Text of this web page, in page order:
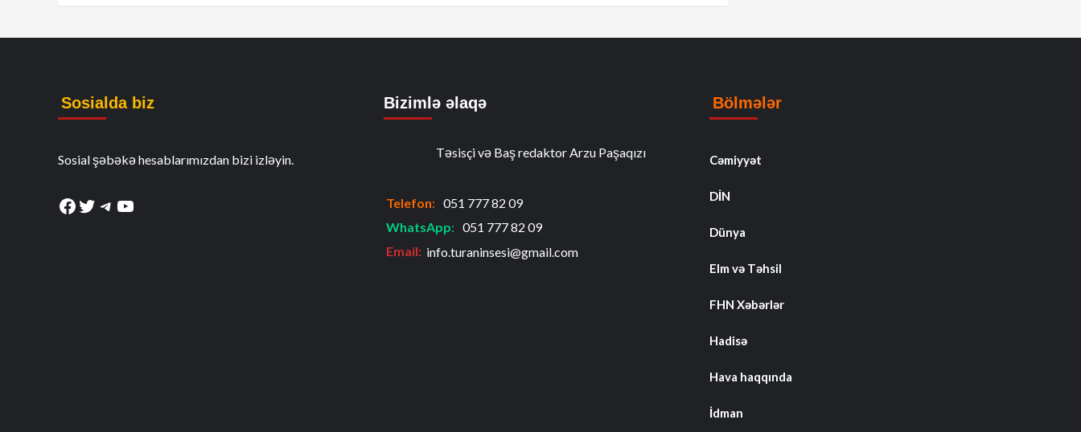
Sosialda biz
Sosial şəbəkə hesablarımızdan bizi izləyin.
Facebook
Twitter
Telegram
YouTube
Bizimlə əlaqə
Təsisçi və Baş redaktor Arzu Paşaqızı
Telefon: 051 777 82 09
WhatsApp: 051 777 82 09
Email: info.turaninsesi@gmail.com
Bölmələr
Cəmiyyət
DİN
Dünya
Elm və Təhsil
FHN Xəbərlər
Hadisə
Hava haqqında
İdman